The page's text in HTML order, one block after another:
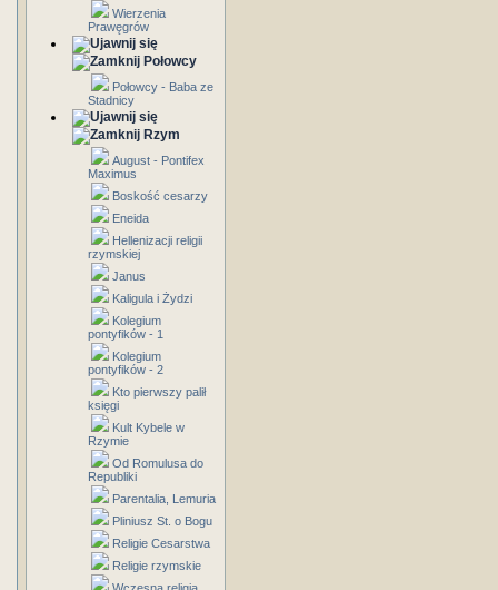
Wierzenia
Prawęgrów
Połowcy
Połowcy - Baba ze
Stadnicy
Rzym
August - Pontifex
Maximus
Boskość cesarzy
Eneida
Hellenizacji religii
rzymskiej
Janus
Kaligula i Żydzi
Kolegium
pontyfików - 1
Kolegium
pontyfików - 2
Kto pierwszy palił
księgi
Kult Kybele w
Rzymie
Od Romulusa do
Republiki
Parentalia, Lemuria
Pliniusz St. o Bogu
Religie Cesarstwa
Religie rzymskie